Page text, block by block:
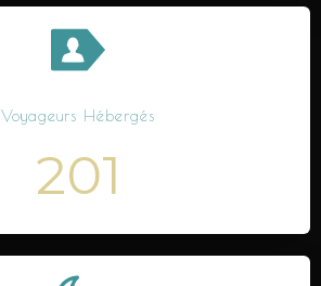
Voyageurs Hébergés
201